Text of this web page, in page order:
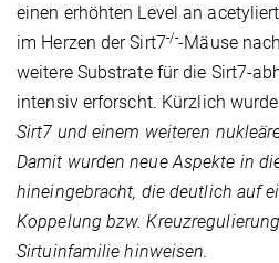
einen erhöhten Level an
im Herzen der Sirt7-/--Mäuse
weitere Substrate für die Sirt7-
intensiv erforscht. Kürzlich
Sirt7 und einem weiteren
Damit wurden neue Aspekte in
hineingebracht, die deutlich auf
Koppelung bzw.
Sirtuinfamilie hinweisen.